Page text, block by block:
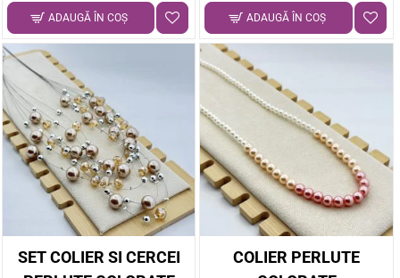
ADAUGĂ ÎN COŞ ADAUGĂ ÎN COŞ
SET COLIER SI CERCEI
COLIER PERLUTE